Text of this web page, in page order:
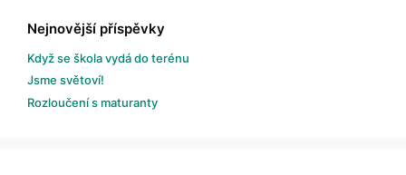
Nejnovější příspěvky
Když se škola vydá do terénu
Jsme světoví!
Rozloučení s maturanty